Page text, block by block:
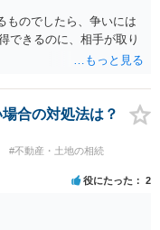
,不仲のAさんとDさんは当
ます。 このような状況で
巡って争いが生じてしま
に法定相続分にしたがっ
値を金銭で支払うことによ
んはDさんに金銭を支払
ため,Aさんは自身が所有
の関係では将来,Dさんと
ものでしたら、争いには
できるのに、相手が取り
合の対処法は？
#不動産・土地の相続
役にたった 2